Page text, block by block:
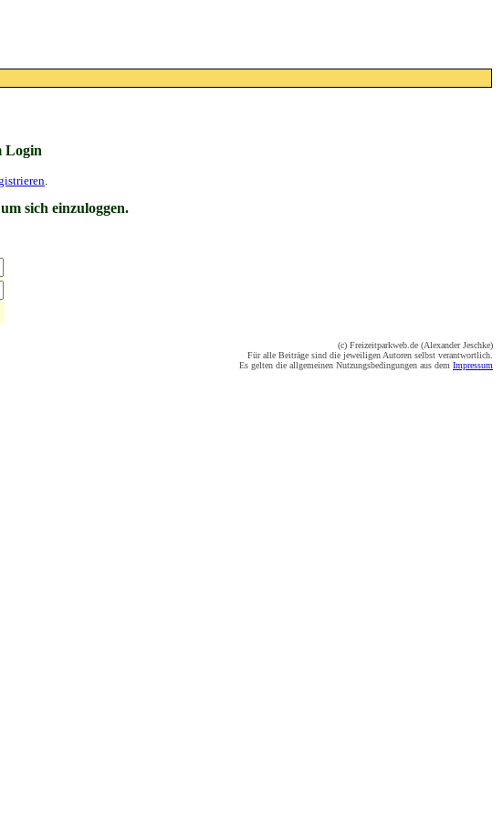
Login
.
sich einzuloggen.
(c) Freizeitparkweb.de (Alexander Jeschke)
Für alle Beiträge sind die jeweiligen Autoren selbst verantwortlich.
Es gelten die allgemeinen Nutzungsbedingungen aus dem Impressum